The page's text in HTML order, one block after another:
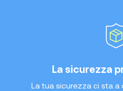
La sicurezza
La tua sicurezza ci sta a